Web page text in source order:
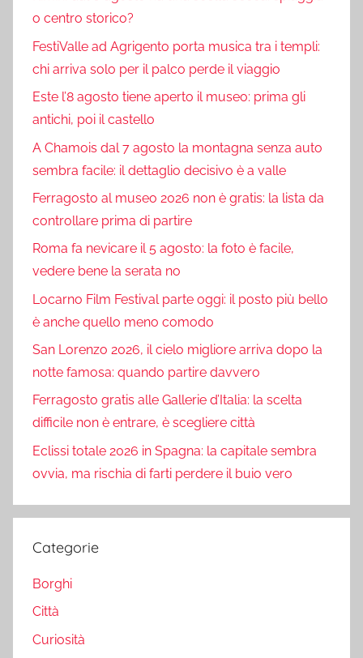
o centro storico?
FestiValle ad Agrigento porta musica tra i templi:
chi arriva solo per il palco perde il viaggio
Este l’8 agosto tiene aperto il museo: prima gli
antichi, poi il castello
A Chamois dal 7 agosto la montagna senza auto
sembra facile: il dettaglio decisivo è a valle
Ferragosto al museo 2026 non è gratis: la lista da
controllare prima di partire
Roma fa nevicare il 5 agosto: la foto è facile,
vedere bene la serata no
Locarno Film Festival parte oggi: il posto più bello
è anche quello meno comodo
San Lorenzo 2026, il cielo migliore arriva dopo la
notte famosa: quando partire davvero
Ferragosto gratis alle Gallerie d’Italia: la scelta
difficile non è entrare, è scegliere città
Eclissi totale 2026 in Spagna: la capitale sembra
ovvia, ma rischia di farti perdere il buio vero
Categorie
Borghi
Città
Curiosità